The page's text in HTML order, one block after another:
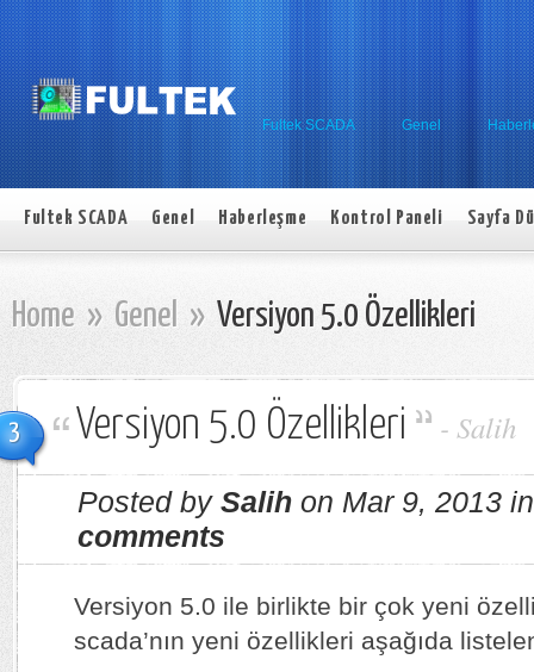
Fultek SCADA Genel
Fultek SCADA Genel Haberleşme Kontrol Paneli Sayfa
Home » Genel » Versiyon 5.0 Özellikleri
3 Versiyon 5.0 Özellikleri - Salih
Posted by Salih on Mar 9, 2013
comments
Versiyon 5.0 ile birlikte bir çok yeni
scada’nın yeni özellikleri aşağıda